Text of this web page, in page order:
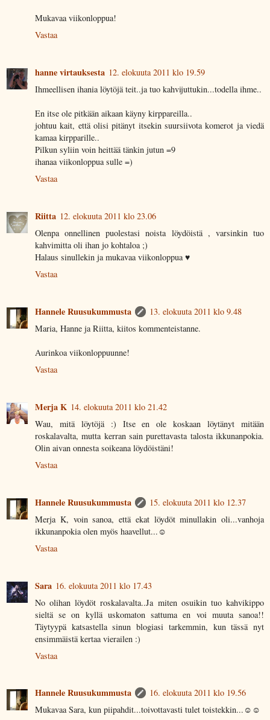
Mukavaa viikonloppua!
Vastaa
hanne virtauksesta 12. elokuuta 2011 klo 19.59
Ihmeellisen ihania löytöjä teit..ja tuo kahvijuttukin...todella ihme..
En itse ole pitkään aikaan käyny kirppareilla..
johtuu kait, että olisi pitänyt itsekin suursiivota komerot ja viedä
kamaa kirpparille..
Pilkun syliin voin heittää tänkin jutun =9
ihanaa viikonloppua sulle =)
Vastaa
Riitta 12. elokuuta 2011 klo 23.06
Olenpa onnellinen puolestasi noista löydöistä , varsinkin tuo
kahvimitta oli ihan jo kohtaloa ;)
Halaus sinullekin ja mukavaa viikonloppua ♥
Vastaa
Hannele Ruusukummusta
13. elokuuta 2011 klo 9.48
Maria, Hanne ja Riitta, kiitos kommenteistanne.
Aurinkoa viikonloppuunne!
Vastaa
Merja K 14. elokuuta 2011 klo 21.42
Wau, mitä löytöjä :) Itse en ole koskaan löytänyt mitään
roskalavalta, mutta kerran sain purettavasta talosta ikkunanpokia.
Olin aivan onnesta soikeana löydöistäni!
Vastaa
Hannele Ruusukummusta
15. elokuuta 2011 klo 12.37
Merja K, voin sanoa, että ekat löydöt minullakin oli...vanhoja
ikkunanpokia olen myös haavellut...☺
Vastaa
Sara 16. elokuuta 2011 klo 17.43
No olihan löydöt roskalavalta..Ja miten osuikin tuo kahvikippo
sieltä se on kyllä uskomaton sattuma en voi muuta sanoa!!
Täytyypä katsastella sinun blogiasi tarkemmin, kun tässä nyt
ensimmäistä kertaa vierailen :)
Vastaa
Hannele Ruusukummusta
16. elokuuta 2011 klo 19.56
Mukavaa Sara, kun piipahdit...toivottavasti tulet toistekkin...☺☺